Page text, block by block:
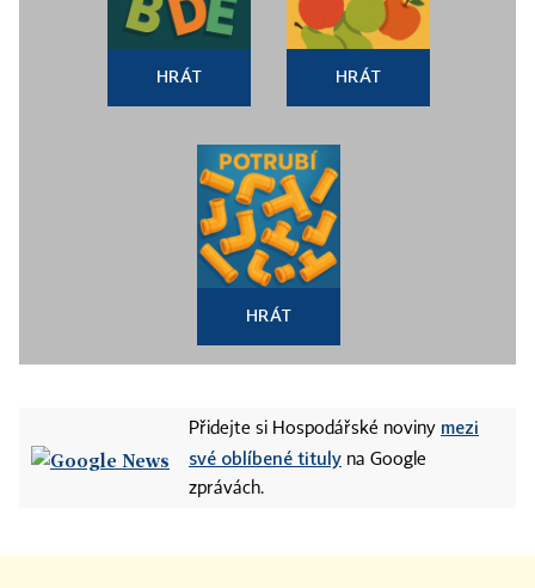
HRÁT HRÁT
HRÁT
Přidejte si Hospodářské noviny mezi
své oblíbené tituly na Google
zprávách.